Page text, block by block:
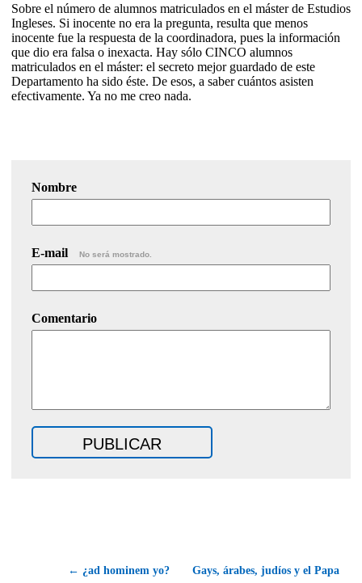
Sobre el número de alumnos matriculados en el máster de Estudios
Ingleses. Si inocente no era la pregunta, resulta que menos
inocente fue la respuesta de la coordinadora, pues la información
que dio era falsa o inexacta. Hay sólo CINCO alumnos
matriculados en el máster: el secreto mejor guardado de este
Departamento ha sido éste. De esos, a saber cuántos asisten
efectivamente. Ya no me creo nada.
Nombre
E-mail No será mostrado.
Comentario
← ¿ad hominem yo? Gays, árabes, judíos y el Papa